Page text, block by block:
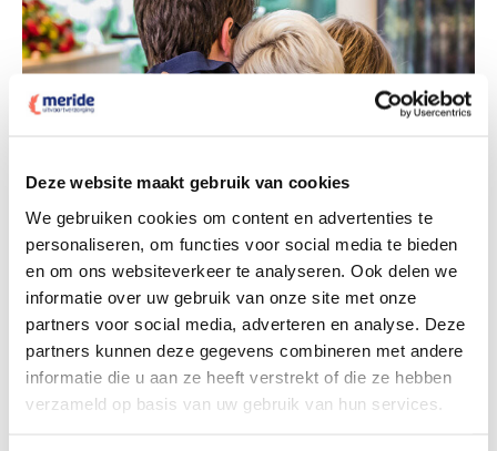
Deze website maakt gebruik van cookies
We gebruiken cookies om content en advertenties te
personaliseren, om functies voor social media te bieden
en om ons websiteverkeer te analyseren. Ook delen we
informatie over uw gebruik van onze site met onze
partners voor social media, adverteren en analyse. Deze
partners kunnen deze gegevens combineren met andere
informatie die u aan ze heeft verstrekt of die ze hebben
verzameld op basis van uw gebruik van hun services.
Dit kost een crematie
Bekijk tarieven voor begrafenis